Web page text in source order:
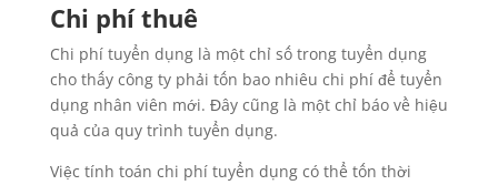
Chi phí thuê
Chi phí tuyển dụng là một chỉ số trong tuyển dụng
cho thấy công ty phải tốn bao nhiêu chi phí để tuyển
dụng nhân viên mới. Đây cũng là một chỉ báo về hiệu
quả của quy trình tuyển dụng.
Việc tính toán chi phí tuyển dụng có thể tốn thời